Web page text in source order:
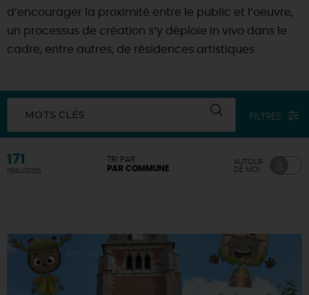
d’encourager la proximité entre le public et l’oeuvre,
un processus de création s’y déploie in vivo dans le
cadre, entre autres, de résidences artistiques.
MOTS CLÉS FILTRES
171
résultats
TRI PAR
PAR COMMUNE
AUTOUR
DE MOI